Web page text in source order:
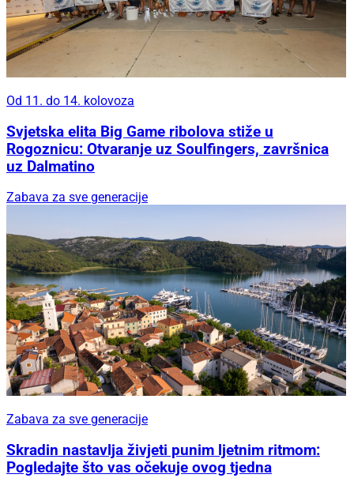
Od 11. do 14. kolovoza
Svjetska elita Big Game ribolova stiže u
Rogoznicu: Otvaranje uz Soulfingers, završnica
uz Dalmatino
Zabava za sve generacije
Zabava za sve generacije
Skradin nastavlja živjeti punim ljetnim ritmom:
Pogledajte što vas očekuje ovog tjedna